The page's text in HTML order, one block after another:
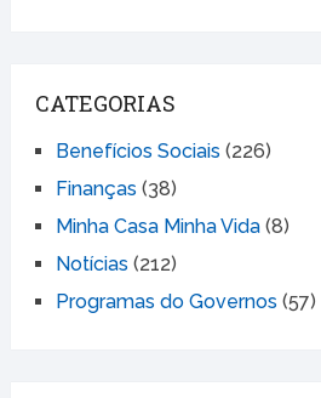
CATEGORIAS
Benefícios Sociais (226)
Finanças (38)
Minha Casa Minha Vida(8)
Notícias (212)
Programas do Governos (57)